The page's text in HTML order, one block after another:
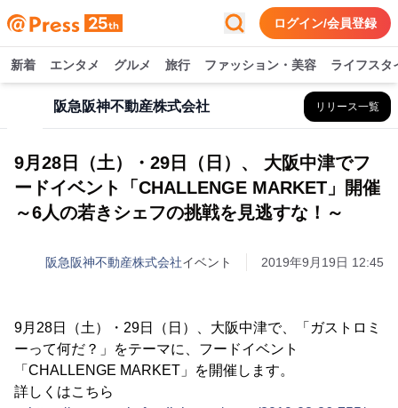
ログイン/会員登録
新着 エンタメ グルメ 旅行 ファッション・美容 ライフスタ
阪急阪神不動産株式会社 リリース一覧
9月28日（土）・29日（日）、 大阪中津でフ
ードイベント「CHALLENGE MARKET」開催
～6人の若きシェフの挑戦を見逃すな！～
阪急阪神不動産株式会社イベント 2019年9月19日 12:45
9月28日（土）・29日（日）、大阪中津で、「ガストロミ
ーって何だ？」をテーマに、フードイベント
「CHALLENGE MARKET」を開催します。
詳しくはこちら